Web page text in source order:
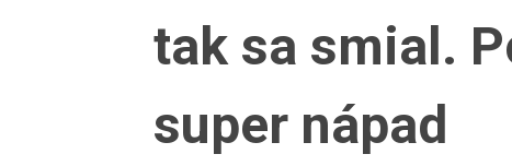
tak sa smial.
super nápad